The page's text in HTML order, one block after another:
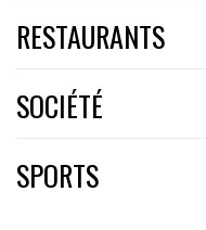
RESTAURANTS
SOCIÉTÉ
SPORTS